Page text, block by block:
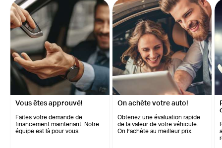
Vous êtes approuvé!
Faites votre demande de
financement maintenant. Notre
équipe est là pour vous.
On achète votre auto!
Obtenez une évaluation rapide
de la valeur de votre véhicule.
On l’achète au meilleur prix.